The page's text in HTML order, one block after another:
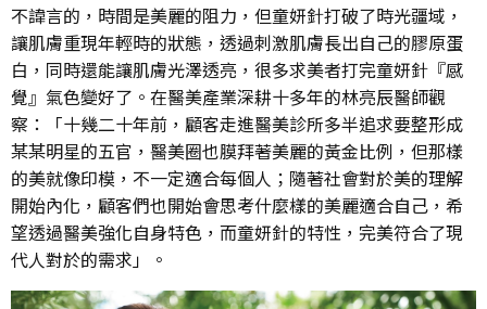
不諱言的，時間是美麗的阻力，但童妍針打破了時光疆域，
讓肌膚重現年輕時的狀態，透過刺激肌膚長出自己的膠原蛋
白，同時還能讓肌膚光澤透亮，很多求美者打完童妍針『感
覺』氣色變好了。在醫美產業深耕十多年的林亮辰醫師觀
察：「十幾二十年前，顧客走進醫美診所多半追求要整形成
某某明星的五官，醫美圈也膜拜著美麗的黃金比例，但那樣
的美就像印模，不一定適合每個人；隨著社會對於美的理解
開始內化，顧客們也開始會思考什麼樣的美麗適合自己，希
望透過醫美強化自身特色，而童妍針的特性，完美符合了現
代人對於的需求」。